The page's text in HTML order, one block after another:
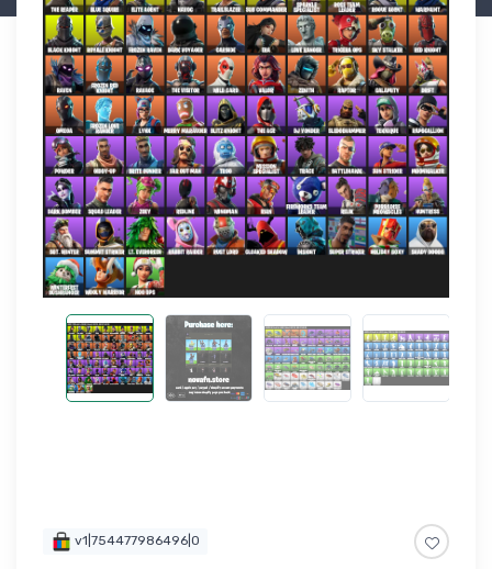
v1|754477986496|0